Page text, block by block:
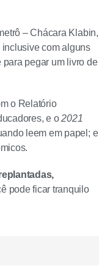
– Chácara Klabin,
com alguns
pegar um livro de
o Relatório
e o2021
leem em papel; e
pode ficar tranquilo